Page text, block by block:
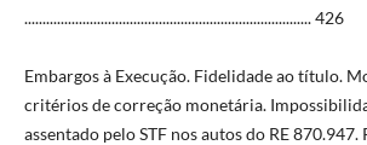
............................................................................... 426
Embargos à Execução. Fidelidade ao título.
critérios de correção monetária.
assentado pelo STF nos autos do RE 870.947.